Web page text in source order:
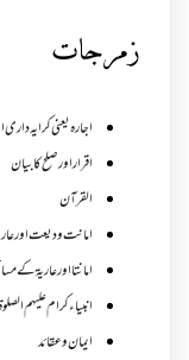
زمرجات
اجارہ یعنی کرایہ
اقرار اور صلح کا بیان
القرآن
امانت ودیعت
امانتا اور عاریة کے
انبیاء کرام علیہم
ایمان وعقائد